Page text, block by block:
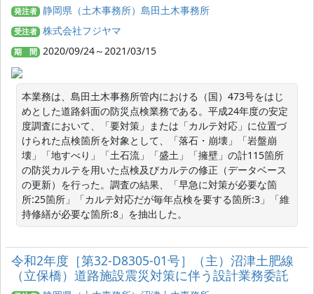
発注者 静岡県（土木事務所）島田土木事務所
受注者 株式会社フジヤマ
期 間 2020/09/24～2021/03/15
本業務は、島田土木事務所管内における（国）473号をはじ
めとした道路斜面の防災点検業務である。平成24年度の安定
度調査において、「要対策」または「カルテ対応」に位置づ
けられた点検箇所を対象として、「落石・崩壊」「岩盤崩
壊」「地すべり」「土石流」「盛土」「擁壁」の計115箇所
の防災カルテを用いた点検及びカルテの修正（データベース
の更新）を行った。調査の結果、「早急に対策が必要な箇
所:25箇所」「カルテ対応だが毎年点検を要する箇所:3」「維
持修繕が必要な箇所:8」を抽出した。
令和2年度［第32‐D8305‐01号］（主）沼津土肥線
（立保橋）道路施設震災対策に伴う設計業務委託